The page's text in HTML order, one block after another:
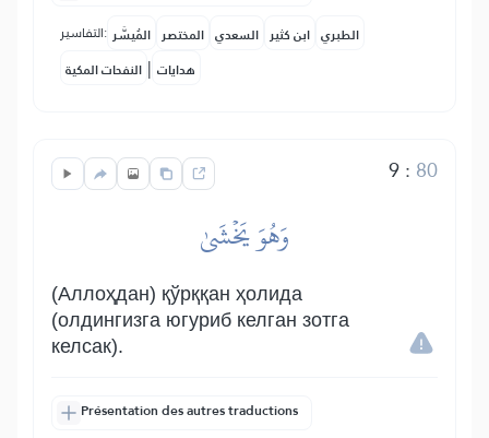
التفاسير: المُيسَّر المختصر السعدي ابن كثير الطبري
النفحات المكية | هدايات
9: 80
وَهُوَ يَخۡشَىٰ
(Аллоҳдан) қўрққан ҳолида
(олдингизга югуриб келган зотга
келсак).
Présentation des autres traductions